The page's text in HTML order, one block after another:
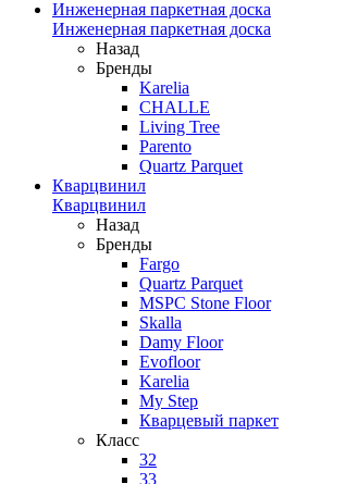
Инженерная паркетная доска
Инженерная паркетная доска
Назад
Бренды
Karelia
CHALLE
Living Tree
Parento
Quartz Parquet
Кварцвинил
Кварцвинил
Назад
Бренды
Fargo
Quartz Parquet
MSPC Stone Floor
Skalla
Damy Floor
Evofloor
Karelia
My Step
Кварцевый паркет
Класс
32
33